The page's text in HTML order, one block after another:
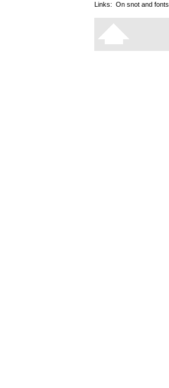
Links: On snot and fonts